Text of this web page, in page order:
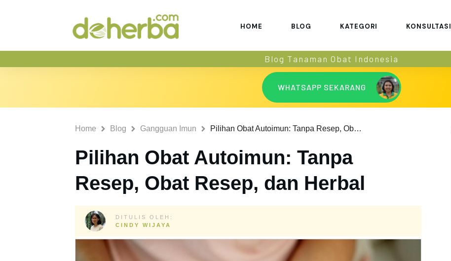
HOME BLOG KATEGORI KONSULTASI
Blog Tanaman Obat Indonesia
WHATSAPP SEKARANG
Home Blog Gangguan Imun Pilihan Obat Autoimun: Tanpa Resep, Obat Resep, dan Herbal
Pilihan Obat Autoimun: Tanpa
Resep, Obat Resep, dan Herbal
DITULIS OLEH:
CINDY WIJAYA